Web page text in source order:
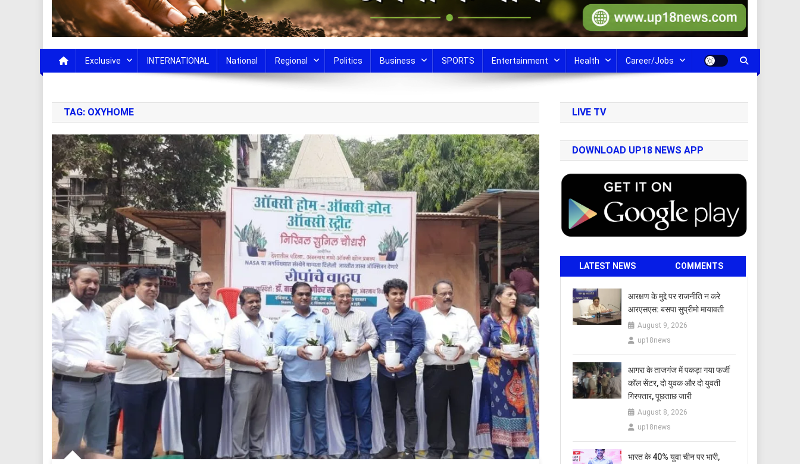
Exclusive INTERNATIONAL National Regional Politics Business SPORTS Entertainment Health Career/Jobs
TAG: OXYHOME LIVE TV
DOWNLOAD UP18 NEWS APP
LATEST NEWS COMMENTS
आरक्षण के मुद्दे पर राजनीति न करे
आरएसएस: बसपा सुप्रीमो मायावती
August 9, 2026
up18news
आगरा के ताजगंज में पकड़ा गया फर्जी
कॉल सेंटर, दो युवक और दो युवती
गिरफ्तार, पूछताछ जारी
August 8, 2026
up18news
भारत के 40% युवा चीन पर भारी,